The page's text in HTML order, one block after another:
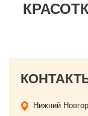
Нижний